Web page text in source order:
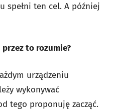
spełni ten cel. A później
przez to rozumie?
urządzeniu
wykonywać
tego proponuję zacząć.